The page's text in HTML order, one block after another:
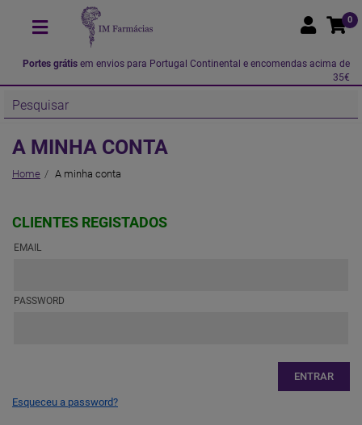
0
Portes grátis em envios para Portugal Continental e encomendas acima de
35€
A MINHA CONTA
Home A minha conta
CLIENTES REGISTADOS
EMAIL
PASSWORD
ENTRAR
Esqueceu a password?